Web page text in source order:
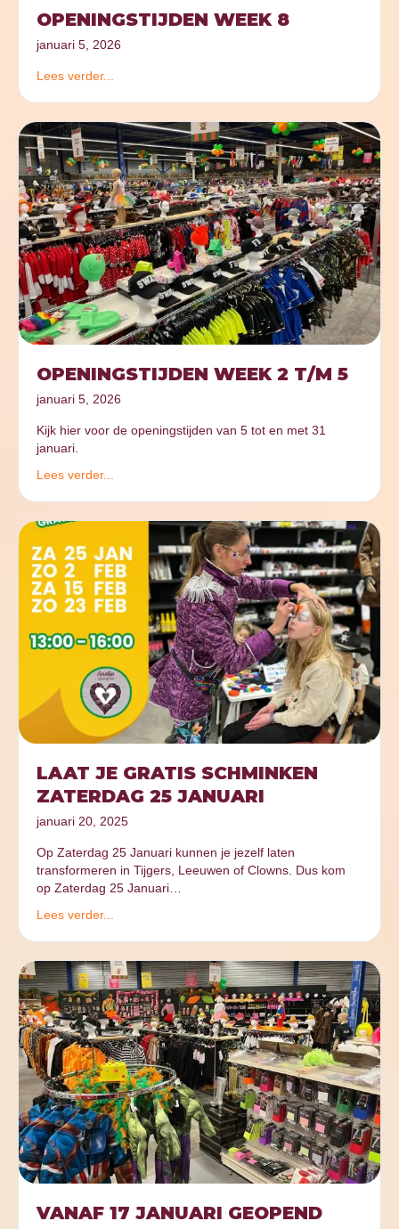
OPENINGSTIJDEN WEEK 8
januari 5, 2026
Lees verder...
OPENINGSTIJDEN WEEK 2 T/M 5
januari 5, 2026
Kijk hier voor de openingstijden van 5 tot en met 31
januari.
Lees verder...
LAAT JE GRATIS SCHMINKEN
ZATERDAG 25 JANUARI
januari 20, 2025
Op Zaterdag 25 Januari kunnen je jezelf laten
transformeren in Tijgers, Leeuwen of Clowns. Dus kom
op Zaterdag 25 Januari…
Lees verder...
VANAF 17 JANUARI GEOPEND